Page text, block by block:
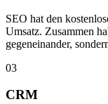
SEO hat den
Umsatz. Zusammen
gegeneinander,
03
CRM